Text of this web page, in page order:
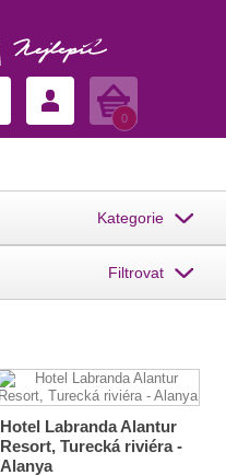
Košík
0
Kategorie
Filtrovat
Hotel Labranda Alantur
Resort, Turecká riviéra -
Alanya